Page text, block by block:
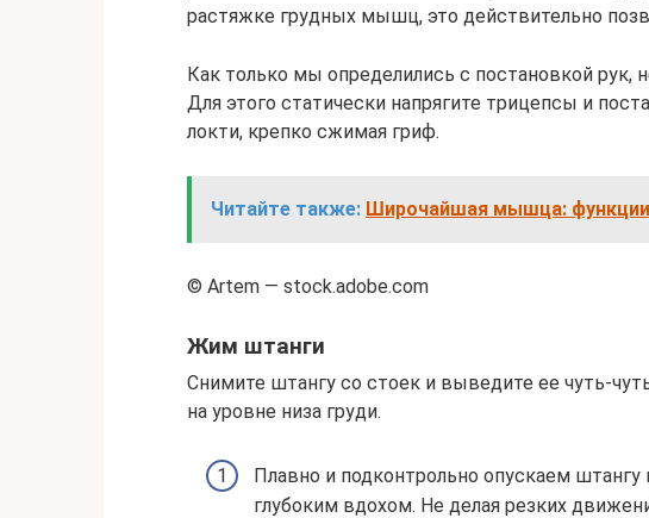
растяжке грудных мышц, это действительно
Как только мы определились с постановкой рук,
Для этого статически напрягите трицепсы и
локти, крепко сжимая гриф.
Читайте также: Широчайшая мышца: функции
© Artem — stock.adobe.com
Жим штанги
Снимите штангу со стоек и выведите ее чуть-
на уровне низа груди.
Плавно и подконтрольно опускаем
глубоким вдохом. Не делая резких